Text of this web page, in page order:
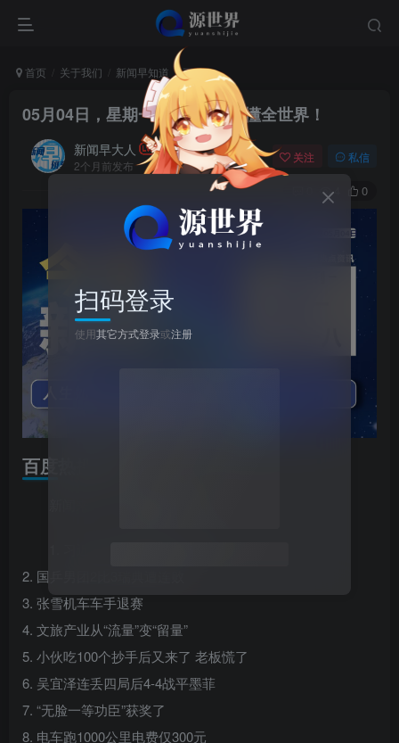
首页 关于我们 新闻早知道 正文
05月04日，星期一, 每天60秒读懂全世界！
新闻早大人
2个月前发布
关注 私信
0
百度热搜新闻
2. 国乒男团2比3瑞典遭连败
3. 张雪机车车手退赛
4. 文旅产业从“流量”变“留量”
5. 小伙吃100个抄手后又来了 老板慌了
6. 吴宜泽连丢四局后4-4战平墨菲
7. “无脸一等功臣”获奖了
8. 电车跑1000公里电费仅300元
扫码登录
使用其它方式登录或注册